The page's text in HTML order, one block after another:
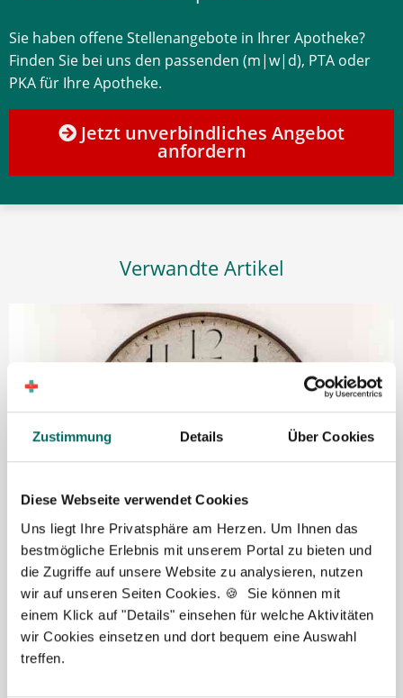
Zustimmung Details Über Cookies
Diese Webseite verwendet Cookies
Uns liegt Ihre Privatsphäre am Herzen. Um Ihnen das
bestmögliche Erlebnis mit unserem Portal zu bieten und
die Zugriffe auf unsere Website zu analysieren, nutzen
wir auf unseren Seiten Cookies. 🍪 Sie können mit
einem Klick auf "Details" einsehen für welche Aktivitäten
wir Cookies einsetzen und dort bequem eine Auswahl
treffen.
Sie haben offene Stellenangebote in Ihrer Apotheke?
Finden Sie bei uns den passenden (m|w|d), PTA oder
PKA für Ihre Apotheke.
Jetzt unverbindliches Angebot
anfordern
Verwandte Artikel
Arbeitszeitmodelle für PKA
von Jennifer Schulte-Tickmann
Lesezeit: ca.